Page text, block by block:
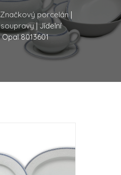
Značkový porcelán|
| Jídelní
8013601